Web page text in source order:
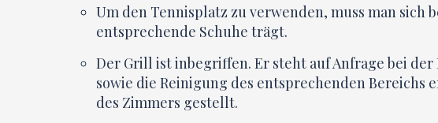
Um den Tennisplatz zu verwenden, muss man sich
entsprechende Schuhe trägt.
Der Grill ist inbegriffen. Er steht auf Anfrage bei
sowie die Reinigung des entsprechenden
des Zimmers gestellt.